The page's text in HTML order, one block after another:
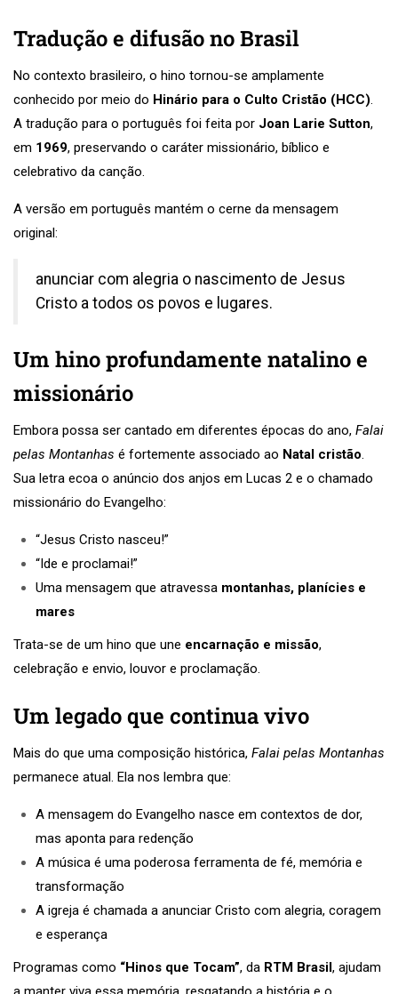
Tradução e difusão no Brasil
No contexto brasileiro, o hino tornou-se amplamente
conhecido por meio do Hinário para o Culto Cristão (HCC).
A tradução para o português foi feita por Joan Larie Sutton,
em 1969, preservando o caráter missionário, bíblico e
celebrativo da canção.
A versão em português mantém o cerne da mensagem
original:
anunciar com alegria o nascimento de Jesus
Cristo a todos os povos e lugares.
Um hino profundamente natalino e
missionário
Embora possa ser cantado em diferentes épocas do ano, Falai
pelas Montanhas é fortemente associado ao Natal cristão.
Sua letra ecoa o anúncio dos anjos em Lucas 2 e o chamado
missionário do Evangelho:
“Jesus Cristo nasceu!”
“Ide e proclamai!”
Uma mensagem que atravessa montanhas, planícies e
mares
Trata-se de um hino que une encarnação e missão,
celebração e envio, louvor e proclamação.
Um legado que continua vivo
Mais do que uma composição histórica, Falai pelas Montanhas
permanece atual. Ela nos lembra que:
A mensagem do Evangelho nasce em contextos de dor,
mas aponta para redenção
A música é uma poderosa ferramenta de fé, memória e
transformação
A igreja é chamada a anunciar Cristo com alegria, coragem
e esperança
Programas como “Hinos que Tocam”, da RTM Brasil, ajudam